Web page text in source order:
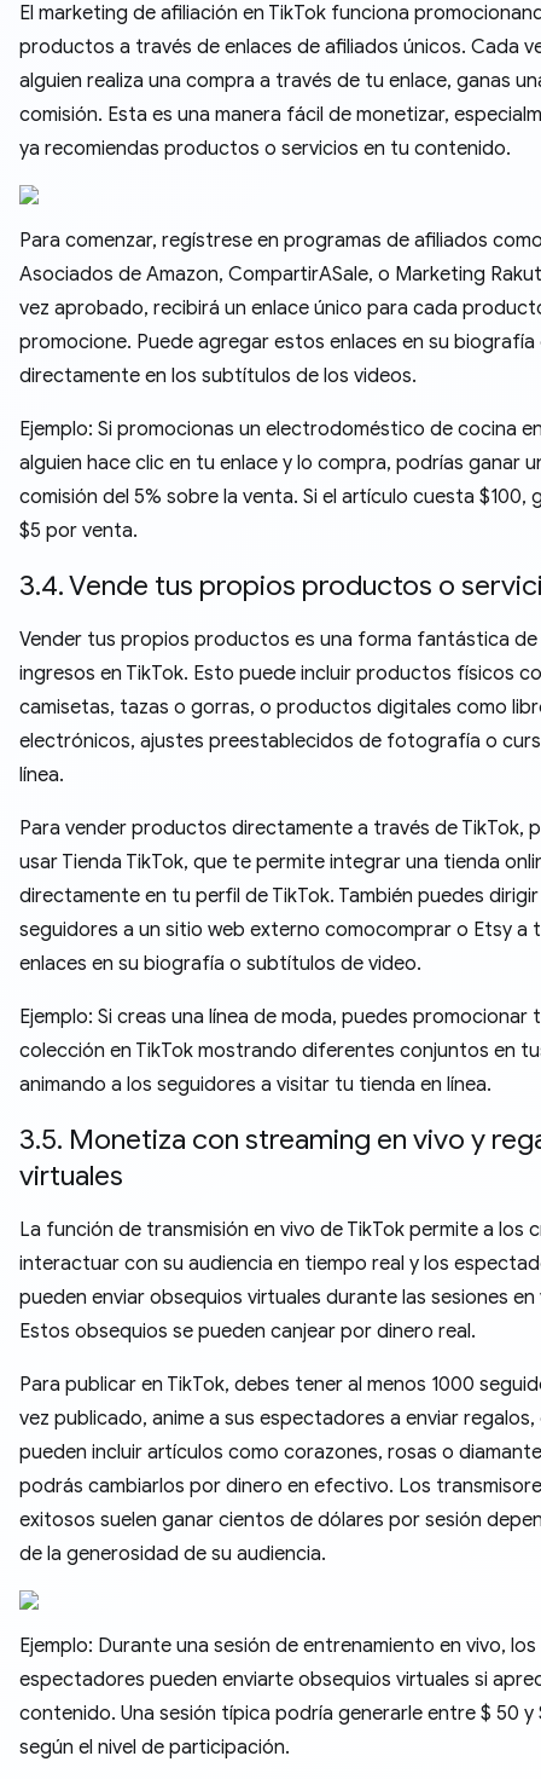
El marketing de afiliación en TikTok funciona
productos a través de enlaces de afiliados únicos. Cada
alguien realiza una compra a través de tu enlace, ganas
comisión. Esta es una manera fácil de monetizar,
ya recomiendas productos o servicios en tu contenido.
Para comenzar, regístrese en programas de afiliados
Asociados de Amazon, CompartirASale, o Marketing
vez aprobado, recibirá un enlace único para cada
promocione. Puede agregar estos enlaces en su biografía
directamente en los subtítulos de los videos.
Ejemplo: Si promocionas un electrodoméstico de cocina
alguien hace clic en tu enlace y lo compra, podrías ganar
comisión del 5% sobre la venta. Si el artículo cuesta $100,
$5 por venta.
3.4. Vende tus propios productos o
Vender tus propios productos es una forma fantástica
ingresos en TikTok. Esto puede incluir productos físicos
camisetas, tazas o gorras, o productos digitales como
electrónicos, ajustes preestablecidos de fotografía o
línea.
Para vender productos directamente a través de TikTok,
usar Tienda TikTok, que te permite integrar una tienda
directamente en tu perfil de TikTok. También puedes
seguidores a un sitio web externo comocomprar o Etsy a
enlaces en su biografía o subtítulos de video.
Ejemplo: Si creas una línea de moda, puedes promocionar
colección en TikTok mostrando diferentes conjuntos en
animando a los seguidores a visitar tu tienda en línea.
3.5. Monetiza con streaming en vivo y
virtuales
La función de transmisión en vivo de TikTok permite a los
interactuar con su audiencia en tiempo real y los
pueden enviar obsequios virtuales durante las sesiones en
Estos obsequios se pueden canjear por dinero real.
Para publicar en TikTok, debes tener al menos 1000
vez publicado, anime a sus espectadores a enviar regalos,
pueden incluir artículos como corazones, rosas o
podrás cambiarlos por dinero en efectivo. Los
exitosos suelen ganar cientos de dólares por sesión
de la generosidad de su audiencia.
Ejemplo: Durante una sesión de entrenamiento en vivo, los
espectadores pueden enviarte obsequios virtuales si
contenido. Una sesión típica podría generarle entre $ 50 y
según el nivel de participación.